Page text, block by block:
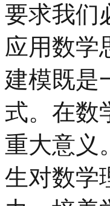
要求我们
应用数学
建模既是
式。在数
重大意义
生对数学